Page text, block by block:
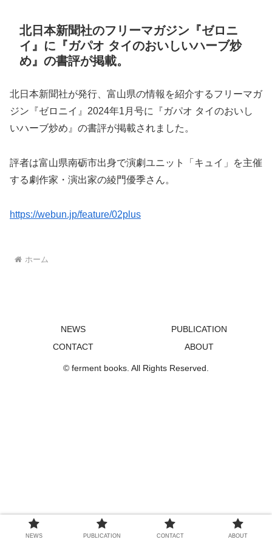
北日本新聞社のフリーマガジン『ゼロニ
イ』に『ガパオ タイのおいしいハーブ炒
め』の書評が掲載。
北日本新聞社が発行、富山県の情報を紹介するフリーマガ
ジン『ゼロニイ』2024年1月号に『ガパオ タイのおいし
いハーブ炒め』の書評が掲載されました。
評者は富山県南砺市出身で演劇ユニット「キュイ」を主催
する劇作家・演出家の綾門優季さん。
https://webun.jp/feature/02plus
ホーム
NEWS
PUBLICATION
CONTACT
ABOUT
© ferment books. All Rights Reserved.
NEWS PUBLICATION CONTACT ABOUT